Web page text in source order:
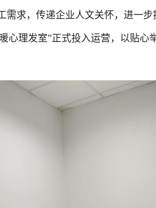
求，传递企业人文关怀，进一步
心理发室”正式投入运营，以贴心